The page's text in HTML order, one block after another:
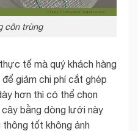
côn trùng
tế mà quý khách hàng
giảm chi phí cắt ghép
hơn thì có thể chọn
bằng dòng lưới này
thông tốt không ảnh